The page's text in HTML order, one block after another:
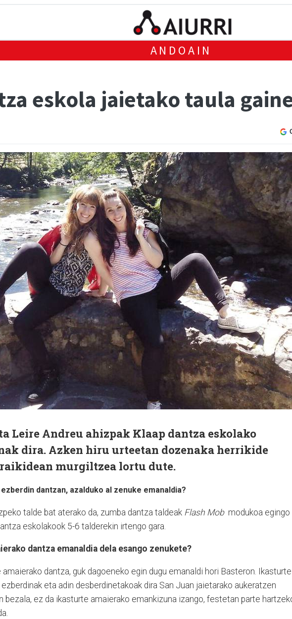
ANDOAIN
eskola jaietako taula
Leire Andreu ahizpak Klaap dantza eskolako
dira. Azken hiru urteetan dozenaka herrikide
murgiltzea lortu dute.
dantzan, azalduko al zenuke emanaldia?
talde bat aterako da, zumba dantza taldeak Flash Mob modukoa egingo
eskolakook 5-6 talderekin irtengo gara.
dantza emanaldia dela esango zenukete?
amaierako dantza, guk dagoeneko egin dugu emanaldi hori Basteron.
eta adin desberdinetakoak dira San Juan jaietarako aukeratzen
bezala, ez da ikasturte amaierako emankizuna izango, festetan parte